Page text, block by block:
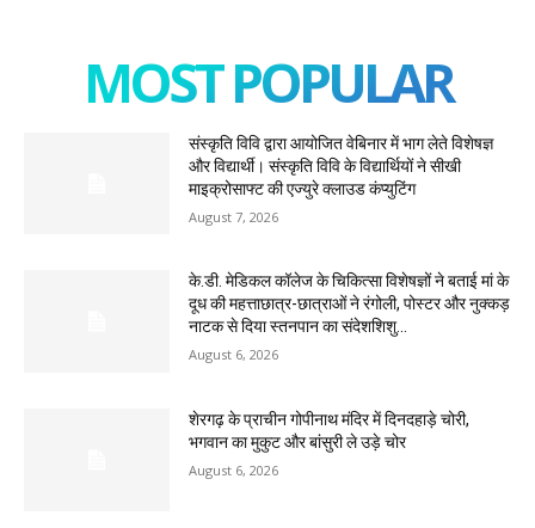
MOST POPULAR
संस्कृति विवि द्वारा आयोजित वेबिनार में भाग लेते विशेषज्ञ
और विद्यार्थी। संस्कृति विवि के विद्यार्थियों ने सीखी
माइक्रोसाफ्ट की एज्युरे क्लाउड कंप्युटिंग
August 7, 2026
के.डी. मेडिकल कॉलेज के चिकित्सा विशेषज्ञों ने बताई मां के
दूध की महत्ताछात्र-छात्राओं ने रंगोली, पोस्टर और नुक्कड़
नाटक से दिया स्तनपान का संदेशशिशु...
August 6, 2026
शेरगढ़ के प्राचीन गोपीनाथ मंदिर में दिनदहाड़े चोरी,
भगवान का मुकुट और बांसुरी ले उड़े चोर
August 6, 2026